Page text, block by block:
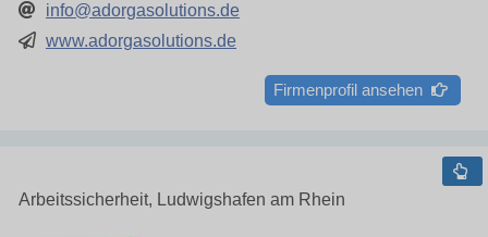
info@adorgasolutions.de
www.adorgasolutions.de
Firmenprofil ansehen
Arbeitssicherheit, Ludwigshafen am Rhein